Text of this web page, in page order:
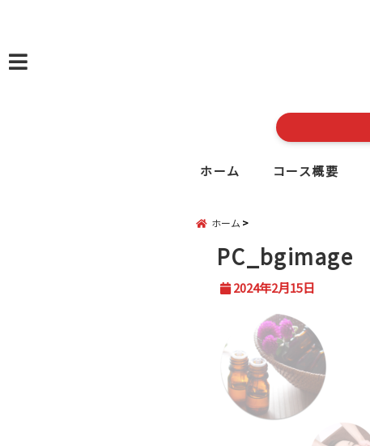
ホーム コース概要
ホーム
PC_bgimage
2024年2月15日